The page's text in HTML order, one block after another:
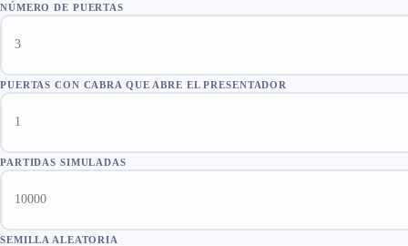
NÚMERO DE PUERTAS
PUERTAS CON CABRA QUE ABRE EL PRESENTADOR
PARTIDAS SIMULADAS
SEMILLA ALEATORIA